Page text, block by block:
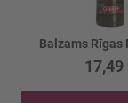
17,49